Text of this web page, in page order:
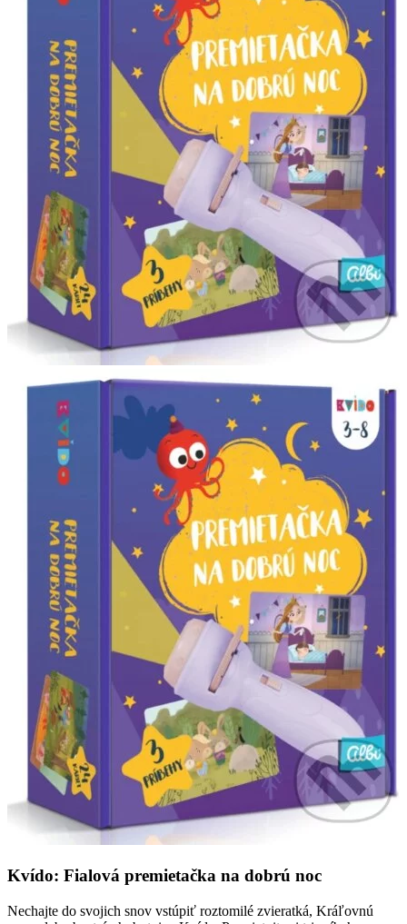
Kvído: Fialová premietačka na dobrú noc
Nechajte do svojich snov vstúpiť roztomilé zvieratká, Kráľovnú